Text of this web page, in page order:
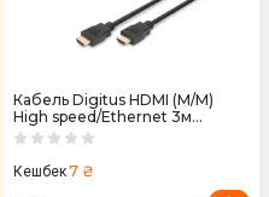
Кабель Digitus HDMI (M/M)
High speed/Ethernet 3м
чорний
Кешбек7 ₴